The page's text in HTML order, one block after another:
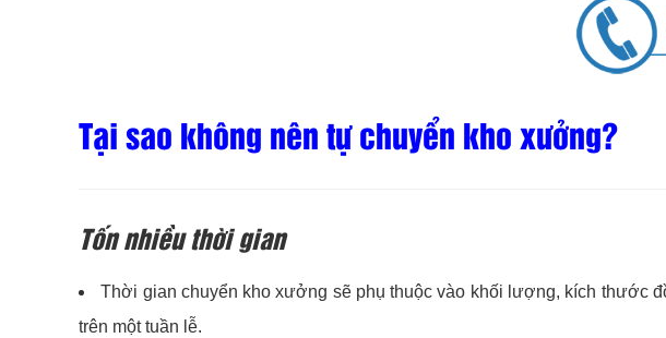
Tại sao không nên tự chuyển kho xưởng?
Tốn nhiều thời gian
Thời gian chuyển kho xưởng sẽ phụ thuộc vào khối lượng, kích thước
trên một tuần lễ.